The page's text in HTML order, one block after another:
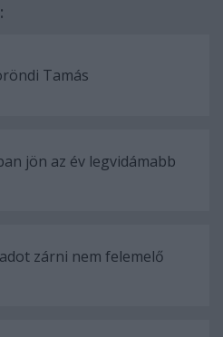
Tamás
jön az év legvidámabb
zárni nem felemelő